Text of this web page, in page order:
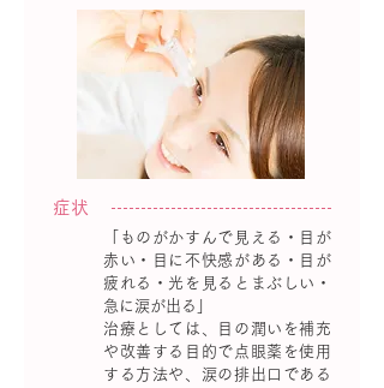
症状
「ものがかすんで見える・目が
赤い・目に不快感がある・目が
疲れる・光を見るとまぶしい・
急に涙が出る」
治療としては、目の潤いを補充
や改善する目的で点眼薬を使用
する方法や、涙の排出口である